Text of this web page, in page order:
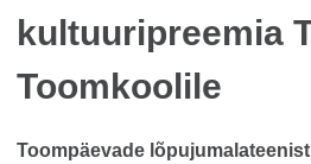
kultuuripreemia
Toomkoolile
Toompäevade